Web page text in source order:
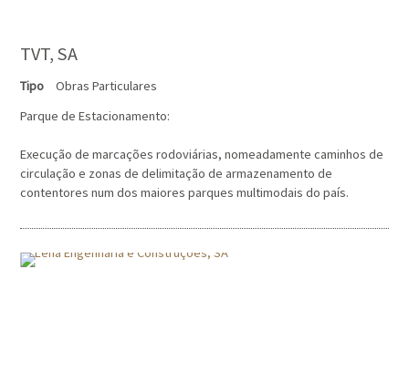
TVT, SA
Tipo
Obras Particulares
Parque de Estacionamento:
Execução de marcações rodoviárias, nomeadamente caminhos de
circulação e zonas de delimitação de armazenamento de
contentores num dos maiores parques multimodais do país.